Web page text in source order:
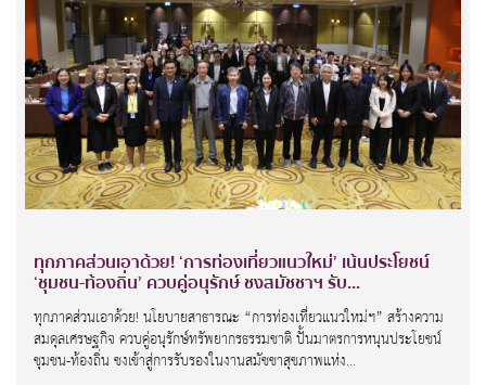
ทุกภาคส่วนเอาด้วย! ‘การท่องเที่ยวแนวใหม่’ เน้นประโยชน์
‘ชุมชน-ท้องถิ่น’ ควบคู่อนุรักษ์ ชงสมัชชาฯ รับ...
ทุกภาคส่วนเอาด้วย! นโยบายสาธารณะ “การท่องเที่ยวแนวใหม่ฯ” สร้างความ
สมดุลเศรษฐกิจ ควบคู่อนุรักษ์ทรัพยากรธรรมชาติ ปั้นมาตรการหนุนประโยชน์
ชุมชน-ท้องถิ่น ชงเข้าสู่การรับรองในงานสมัชชาสุขภาพแห่ง...